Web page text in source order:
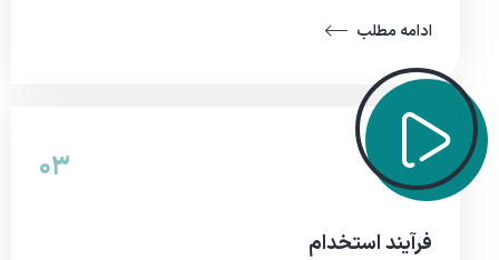
ادامه مطلب
۰۳
فرآیند استخدام